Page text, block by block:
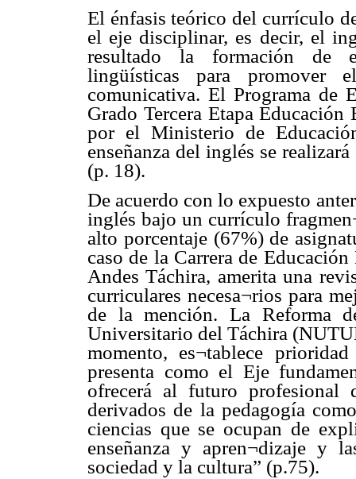
El énfasis teórico del currículo
el eje disciplinar, es decir, el
resultado la formación de
lingüísticas para promover
comunicativa. El Programa de
Grado Tercera Etapa
por el Ministerio de
enseñanza del inglés se
(p. 18).
De acuerdo con lo expuesto
inglés bajo un currículo
alto porcentaje (67%) de
caso de la Carrera de
Andes Táchira, amerita una
curriculares necesa¬rios para
de la mención. La Reforma
Universitario del Táchira
momento, es¬tablece
presenta como el Eje
ofrecerá al futuro profesional
derivados de la pedagogía
ciencias que se ocupan de
enseñanza y apren¬dizaje y
sociedad y la cultura” (p.75).